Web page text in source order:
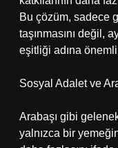
Bu çözüm, sadece
taşınmasını değil,
eşitliği adına
Sosyal Adalet ve
Arabaşı gibi
yalnızca bir